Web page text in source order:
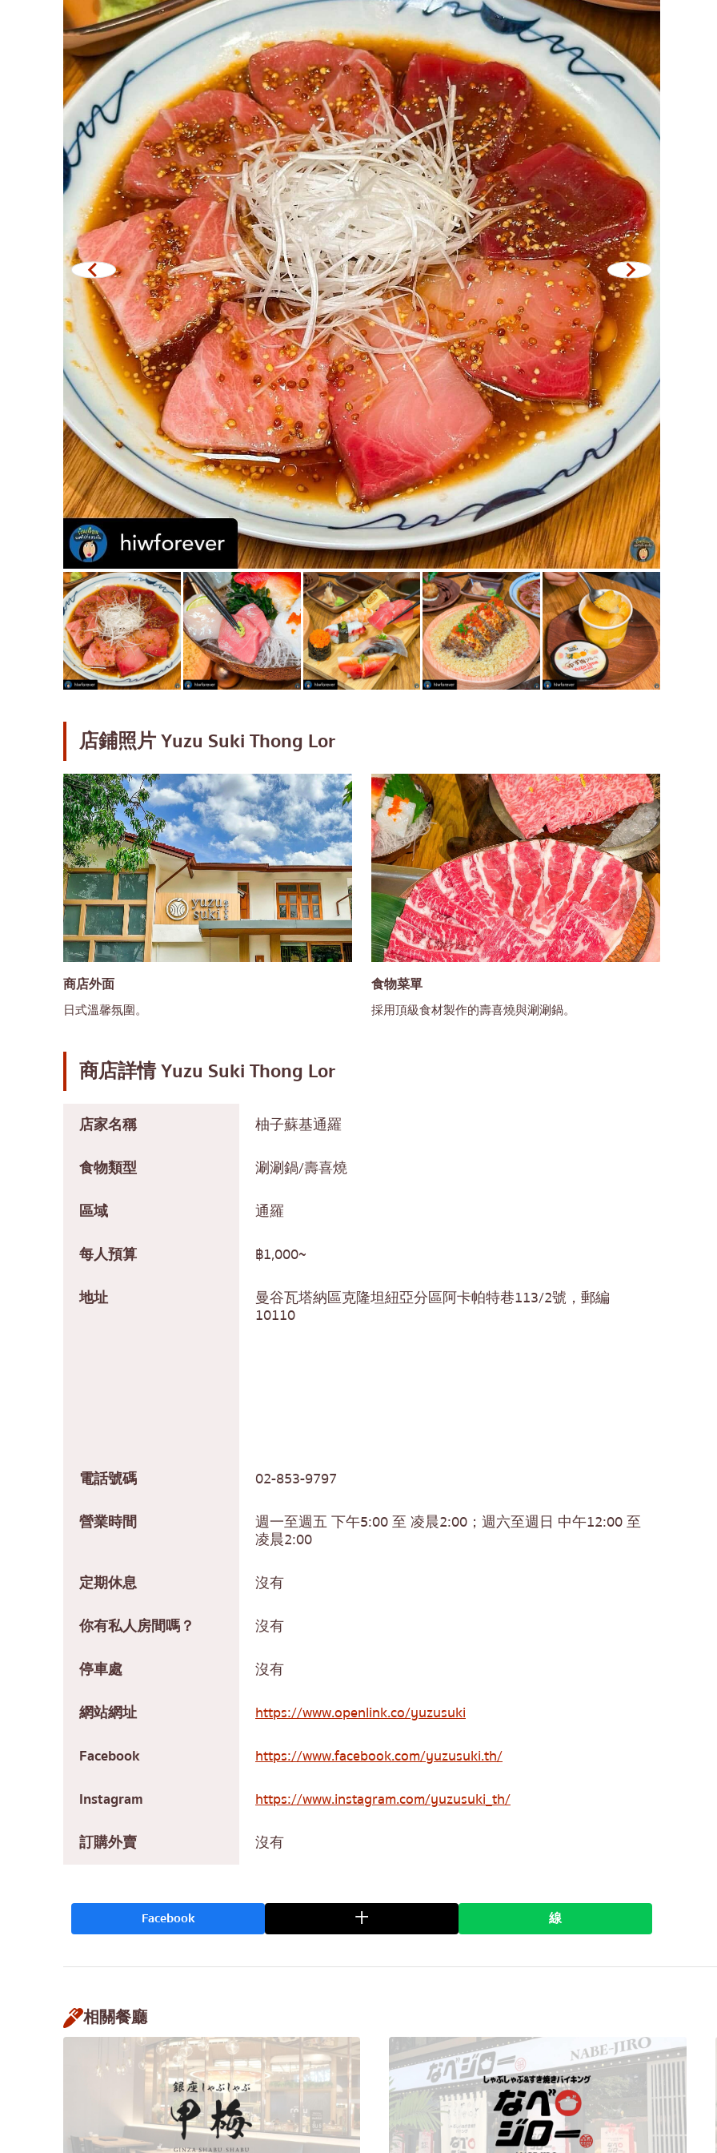
米其林
牛排
油炸食品
日式火鍋
烤串/烤內臟
傳統日本餐廳
章魚燒
關東煮/日式燉菜
套餐/日本家常菜
便當/日本料理配送服務
暖武里府
清邁
拉差帕拉奧
北欖府
巴吞他尼府
沙沒沙空
普吉島
芭堤雅
塔尼亞
拉瑪三世
拉瑪四世
其他
店鋪照片Yuzu Suki Thong Lor
商店外面
日式溫馨氛圍。
食物菜單
採用頂級食材製作的壽喜燒與涮涮鍋。
商店詳情Yuzu Suki Thong Lor
店家名稱
柚子蘇基通羅
食物類型
涮涮鍋/壽喜燒
區域
通羅
每人預算
฿1,000~
地址
曼谷瓦塔納區克隆坦紐亞分區阿卡帕特巷113/2號，郵編
10110
電話號碼
02-853-9797
營業時間
週一至週五 下午5:00 至 凌晨2:00；週六至週日 中午12:00 至
凌晨2:00
定期休息
沒有
你有私人房間嗎？
沒有
停車處
沒有
網站網址
https://www.openlink.co/yuzusuki
Facebook
https://www.facebook.com/yuzusuki.th/
Instagram
https://www.instagram.com/yuzusuki_th/
訂購外賣
沒有
Facebook 十 線
相關餐廳